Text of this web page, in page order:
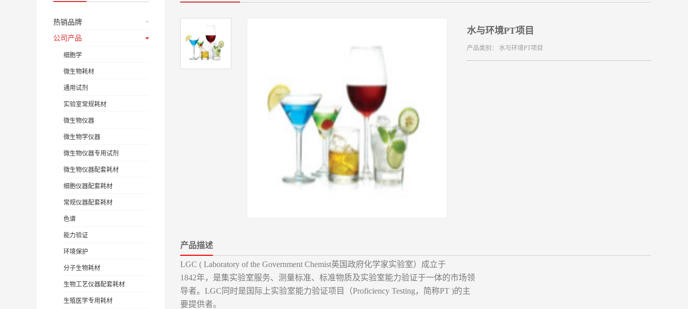
热销品牌
公司产品
细胞学
微生物耗材
通用试剂
实验室常规耗材
微生物仪器
微生物学仪器
微生物仪器专用试剂
微生物仪器配套耗材
细胞仪器配套耗材
常规仪器配套耗材
色谱
能力验证
环境保护
分子生物耗材
生物工艺仪器配套耗材
生殖医学专用耗材
水与环境PT项目
产品类别： 水与环境PT项目
产品描述
LGC ( Laboratory of the Government Chemist英国政府化学家实验室）成立于
1842年，是集实验室服务、测量标准、标准物质及实验室能力验证于一体的市场领
导者。LGC同时是国际上实验室能力验证项目（Proficiency Testing，简称PT )的主
要提供者。